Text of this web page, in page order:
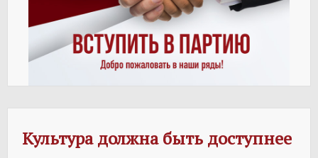
Культура должна быть доступнее